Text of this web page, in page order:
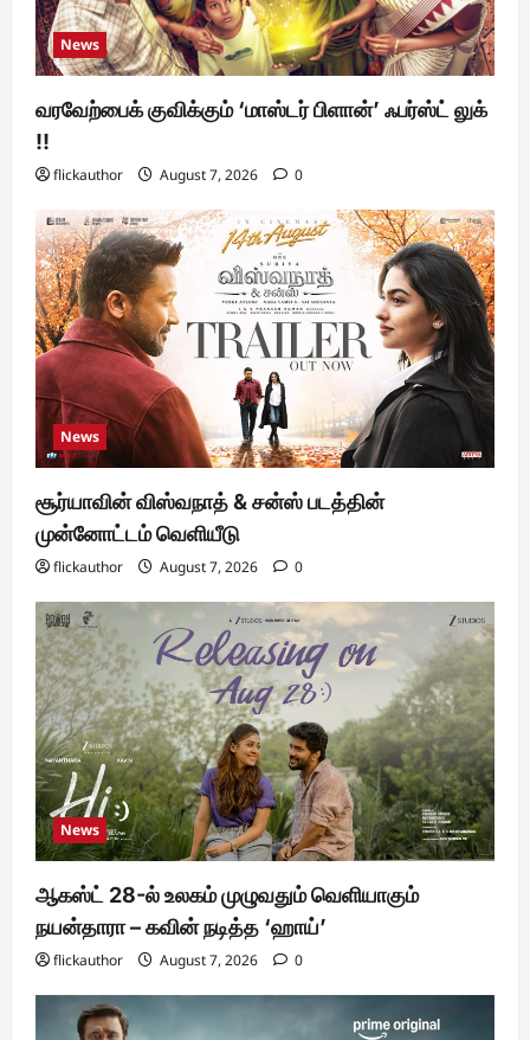
News
வரவேற்பைக் குவிக்கும் ‘மாஸ்டர் பிளான்’ ஃபர்ஸ்ட் லுக்
!!
flickauthor August 7, 2026 0
News
சூர்யாவின் விஸ்வநாத் & சன்ஸ் படத்தின்
முன்னோட்டம் வெளியீடு
flickauthor August 7, 2026 0
News
ஆகஸ்ட் 28-ல் உலகம் முழுவதும் வெளியாகும்
நயன்தாரா – கவின் நடித்த ‘ஹாய்’
flickauthor August 7, 2026 0